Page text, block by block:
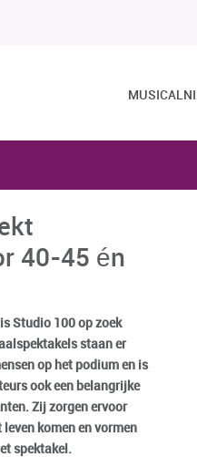
40-45 én
Studio 100 op zoek
staan er
op het podium en is
ook een belangrijke
Zij zorgen ervoor
komen en vormen
spektakel.